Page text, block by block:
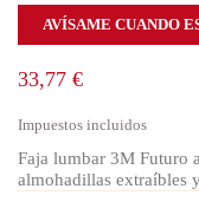
AVÍSAME CUANDO
33,77 €
Impuestos incluidos
Faja lumbar 3M Futuro
almohadillas extraíbles